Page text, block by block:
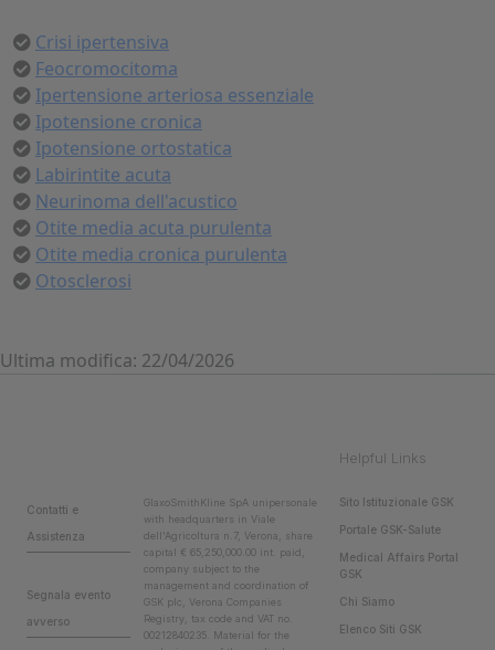
Crisi ipertensiva
Feocromocitoma
Ipertensione arteriosa essenziale
Ipotensione cronica
Ipotensione ortostatica
Labirintite acuta
Neurinoma dell'acustico
Otite media acuta purulenta
Otite media cronica purulenta
Otosclerosi
Ultima modifica: 22/04/2026
Helpful Links
Contatti e
Assistenza
Segnala evento
avverso
GlaxoSmithKline SpA unipersonale
with headquarters in Viale
dell'Agricoltura n.7, Verona, share
capital € 65,250,000.00 int. paid,
company subject to the
management and coordination of
GSK plc, Verona Companies
Registry, tax code and VAT no.
00212840235. Material for the
Sito Istituzionale GSK
Portale GSK-Salute
Medical Affairs Portal
GSK
Chi Siamo
Elenco Siti GSK